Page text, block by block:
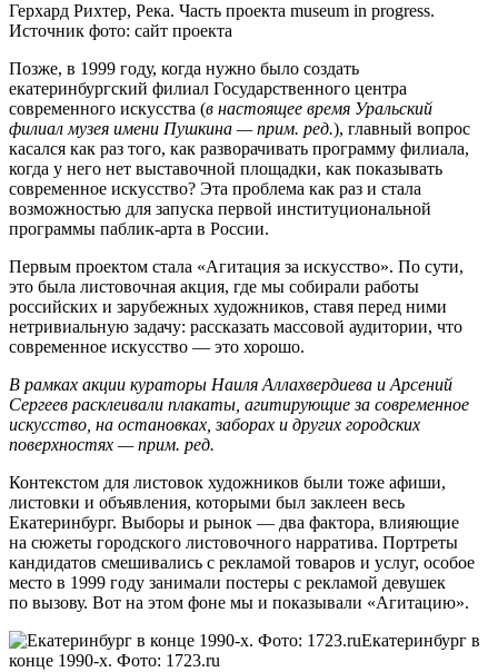
Герхард Рихтер, Река. Часть проекта museum in progress.
Источник фото: сайт проекта
Позже, в 1999 году, когда нужно было создать
екатеринбургский филиал Государственного центра
современного искусства (в настоящее время Уральский
филиал музея имени Пушкина — прим. ред.), главный вопрос
касался как раз того, как разворачивать программу филиала,
когда у него нет выставочной площадки, как показывать
современное искусство? Эта проблема как раз и стала
возможностью для запуска первой институциональной
программы паблик-арта в России.
Первым проектом стала «Агитация за искусство». По сути,
это была листовочная акция, где мы собирали работы
российских и зарубежных художников, ставя перед ними
нетривиальную задачу: рассказать массовой аудитории, что
современное искусство — это хорошо.
В рамках акции кураторы Наиля Аллахвердиева и Арсений
Сергеев расклеивали плакаты, агитирующие за современное
искусство, на остановках, заборах и других городских
поверхностях — прим. ред.
Контекстом для листовок художников были тоже афиши,
листовки и объявления, которыми был заклеен весь
Екатеринбург. Выборы и рынок — два фактора, влияющие
на сюжеты городского листовочного нарратива. Портреты
кандидатов смешивались с рекламой товаров и услуг, особое
место в 1999 году занимали постеры с рекламой девушек
по вызову. Вот на этом фоне мы и показывали «Агитацию».
Екатеринбург в
конце 1990-х. Фото: 1723.ru